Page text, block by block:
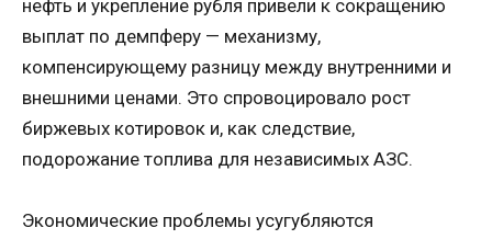
нефть и укрепление рубля привели к сокращению
выплат по демпферу — механизму,
компенсирующему разницу между внутренними и
внешними ценами. Это спровоцировало рост
биржевых котировок и, как следствие,
подорожание топлива для независимых АЗС.
Экономические проблемы усугубляются